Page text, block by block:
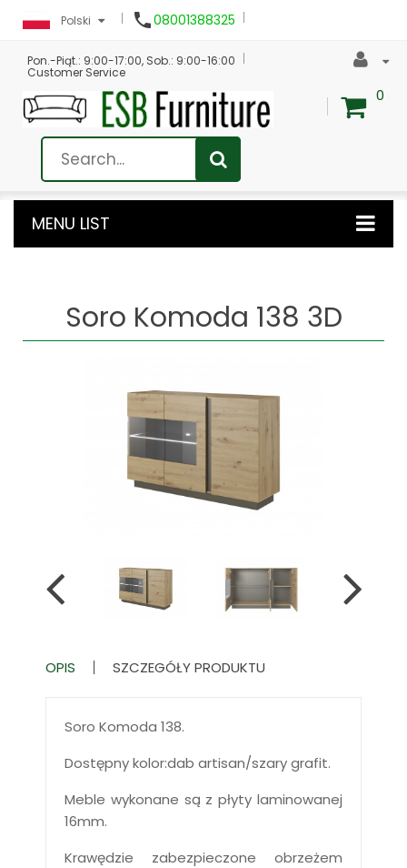
Polski 08001388325
Pon.-Piąt.: 9:00-17:00, Sob.: 9:00-16:00
Customer Service
0
MENU LIST
Soro Komoda 138 3D
OPIS SZCZEGÓŁY PRODUKTU
Soro Komoda 138.
Dostępny kolor:dab artisan/szary grafit.
Meble wykonane są z płyty laminowanej
16mm.
Krawędzie zabezpieczone obrzeżem